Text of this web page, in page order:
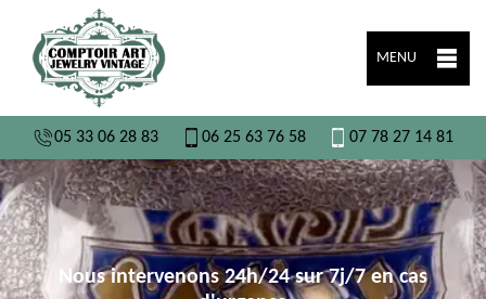
MENU
05 33 06 28 83 06 25 63 76 58 07 78 27 14 81
Nous intervenons 24h/24 sur 7j/7 en cas